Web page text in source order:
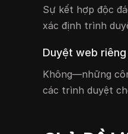
Sự kết hợp độc
xác định trình
Duyệt web
Không—những
các trình duyệt